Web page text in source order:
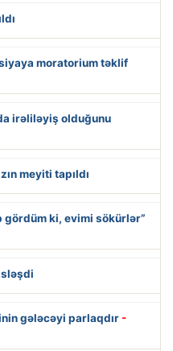
moratorium təklif
irəliləyiş olduğunu
meyiti tapıldı
gördüm ki, evimi sökürlər”
gələcəyi parlaqdır -